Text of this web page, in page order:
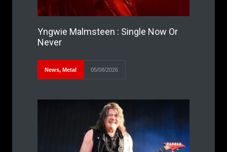
Yngwie Malmsteen : Single Now Or
Never
News, Metal 05/08/2026